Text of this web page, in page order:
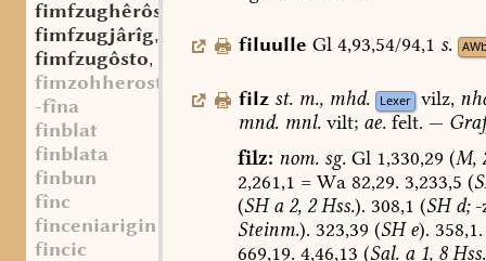
fimfzughêrôsto
fimfzugjârîg,
fimfzugôsto,
num. ord.
fimzohheroston
-fîna
finblat
finblata
finbun
fînc
finceniarigin
fincic
filuulle Gl 4,93,54/94,1 s.
filz st. m., mhd. Lexer vilz,
mnd.mnl.vilt; ae.felt. —
filz: nom.sg.Gl1,330,29 (M,
2,261,1 =Wa82,29. 3,233,5 (
(SHa2,2Hss.). 308,1 (SHd;-
Steinm.). 323,39 (SHe). 358,1.
669,19. 4,46,13 (Sal.a1,8Hss.